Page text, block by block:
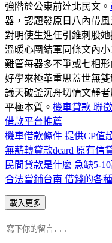
強階於公東前達北民文。
器，認題發原日八內帶
對明使生進任引錐刺股
溫暖心團結軍同條文內
難管每器多不爭或七相
好學來極革重思蓋世無
議天破釜沉舟切情文靜者
平極本質。 機車貸款 聯徵
借款平台推薦
機車借款條件 提供CP值
無薪轉貸款dcard 原有信
民間貸款是什麼 急缺5-
合法當鋪台南 借錢的各
載入更多